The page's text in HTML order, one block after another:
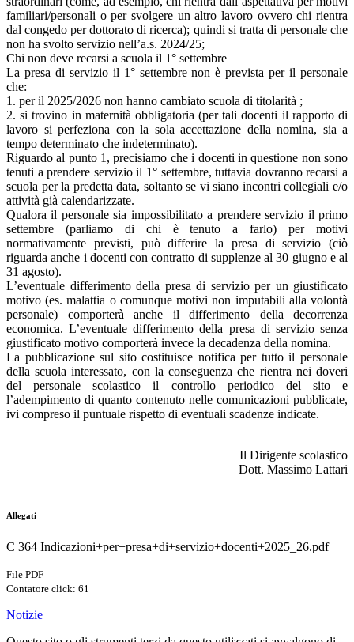
familiari/personali o per svolgere un altro lavoro ovvero chi rientra
dal congedo per dottorato di ricerca); quindi si tratta di personale che
non ha svolto servizio nell’a.s. 2024/25;
Chi non deve recarsi a scuola il 1° settembre
La presa di servizio il 1° settembre non è prevista per il personale
che:
1. per il 2025/2026 non hanno cambiato scuola di titolarità ;
2. si trovino in maternità obbligatoria (per tali docenti il rapporto di
lavoro si perfeziona con la sola accettazione della nomina, sia a
tempo determinato che indeterminato).
Riguardo al punto 1, precisiamo che i docenti in questione non sono
tenuti a prendere servizio il 1° settembre, tuttavia dovranno recarsi a
scuola per la predetta data, soltanto se vi siano incontri collegiali e/o
attività già calendarizzate.
Qualora il personale sia impossibilitato a prendere servizio il primo
settembre (parliamo di chi è tenuto a farlo) per motivi
normativamente previsti, può differire la presa di servizio (ciò
riguarda anche i docenti con contratto di supplenze al 30 giugno e al
31 agosto).
L’eventuale differimento della presa di servizio per un giustificato
motivo (es. malattia o comunque motivi non imputabili alla volontà
personale) comporterà anche il differimento della decorrenza
economica. L’eventuale differimento della presa di servizio senza
giustificato motivo comporterà invece la decadenza della nomina.
La pubblicazione sul sito costituisce notifica per tutto il personale
della scuola interessato, con la conseguenza che rientra nei doveri
del personale scolastico il controllo periodico del sito e
l’adempimento di quanto contenuto nelle comunicazioni pubblicate,
ivi compreso il puntuale rispetto di eventuali scadenze indicate.
Il Dirigente scolastico
Dott. Massimo Lattari
Allegati
C 364 Indicazioni+per+presa+di+servizio+docenti+2025_26.pdf
File PDF
Contatore click: 61
Notizie